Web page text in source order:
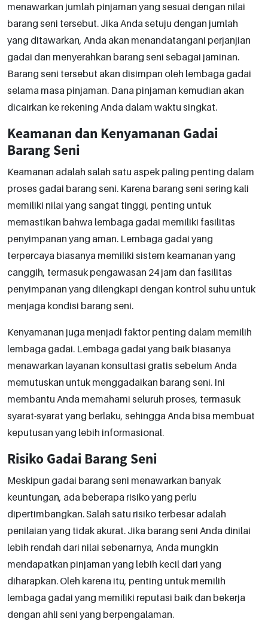
menawarkan jumlah pinjaman yang sesuai dengan nilai
barang seni tersebut. Jika Anda setuju dengan jumlah
yang ditawarkan, Anda akan menandatangani perjanjian
gadai dan menyerahkan barang seni sebagai jaminan.
Barang seni tersebut akan disimpan oleh lembaga gadai
selama masa pinjaman. Dana pinjaman kemudian akan
dicairkan ke rekening Anda dalam waktu singkat.
Keamanan dan Kenyamanan Gadai
Barang Seni
Keamanan adalah salah satu aspek paling penting dalam
proses gadai barang seni. Karena barang seni sering kali
memiliki nilai yang sangat tinggi, penting untuk
memastikan bahwa lembaga gadai memiliki fasilitas
penyimpanan yang aman. Lembaga gadai yang
terpercaya biasanya memiliki sistem keamanan yang
canggih, termasuk pengawasan 24 jam dan fasilitas
penyimpanan yang dilengkapi dengan kontrol suhu untuk
menjaga kondisi barang seni.
Kenyamanan juga menjadi faktor penting dalam memilih
lembaga gadai. Lembaga gadai yang baik biasanya
menawarkan layanan konsultasi gratis sebelum Anda
memutuskan untuk menggadaikan barang seni. Ini
membantu Anda memahami seluruh proses, termasuk
syarat-syarat yang berlaku, sehingga Anda bisa membuat
keputusan yang lebih informasional.
Risiko Gadai Barang Seni
Meskipun gadai barang seni menawarkan banyak
keuntungan, ada beberapa risiko yang perlu
dipertimbangkan. Salah satu risiko terbesar adalah
penilaian yang tidak akurat. Jika barang seni Anda dinilai
lebih rendah dari nilai sebenarnya, Anda mungkin
mendapatkan pinjaman yang lebih kecil dari yang
diharapkan. Oleh karena itu, penting untuk memilih
lembaga gadai yang memiliki reputasi baik dan bekerja
dengan ahli seni yang berpengalaman.